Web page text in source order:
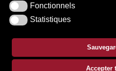
Fonctionnels
Statistiques
Accepter